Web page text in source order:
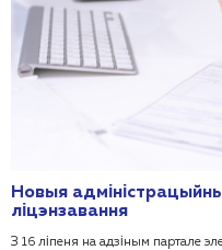
Новыя
ліцэнзавання
З 16 ліпеня на адзіным партале